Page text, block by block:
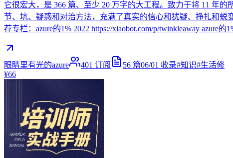
它很宏大，是 366 篇、至少 20 万字的大工程。致力于将 11 年
节、坑、疑惑和对治方法，充满了真实的信心和犹疑、挣扎和蜕
荐专栏：azure的1% 2022 https://xiaobot.com/p/twinkleaway azure的
眼睛里有光的azure 401 订阅 56 篇06/01 收录#知识#生活修
¥66